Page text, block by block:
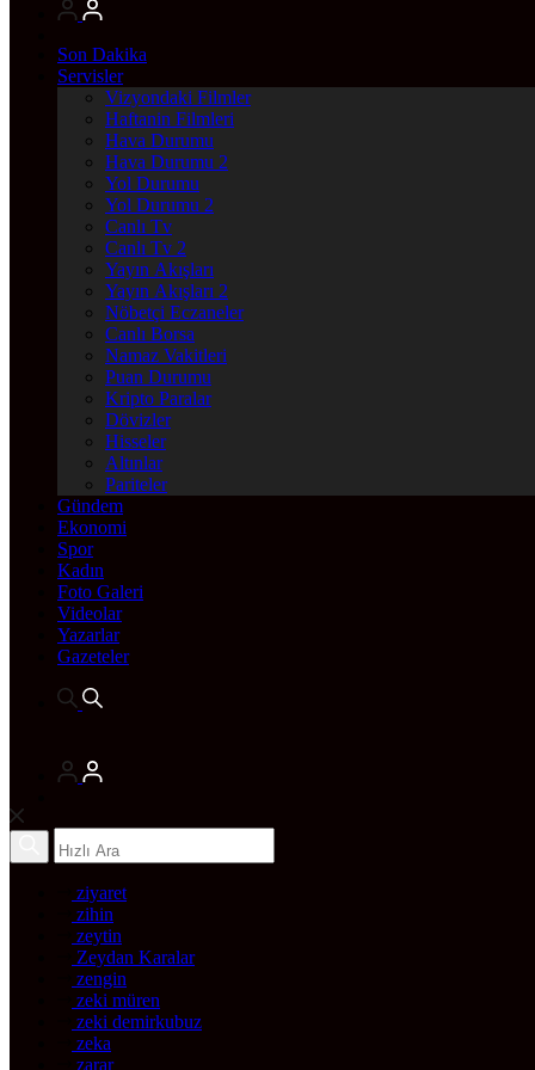
Son Dakika
Servisler
Vizyondaki Filmler
Haftanin Filmleri
Hava Durumu
Hava Durumu 2
Yol Durumu
Yol Durumu 2
Canlı Tv
Canlı Tv 2
Yayın Akışları
Yayın Akışları 2
Nöbetçi Eczaneler
Canlı Borsa
Namaz Vakitleri
Puan Durumu
Kripto Paralar
Dövizler
Hisseler
Altınlar
Pariteler
Gündem
Ekonomi
Spor
Kadın
Foto Galeri
Videolar
Yazarlar
Gazeteler
ziyaret
zihin
zeytin
Zeydan Karalar
zengin
zeki müren
zeki demirkubuz
zeka
zarar